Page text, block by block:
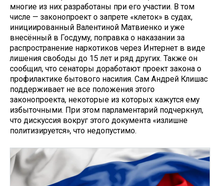
многие из них разработаны при его участии. В том
числе — законопроект о запрете «клеток» в судах,
инициированный Валентиной Матвиенко и уже
внесённый в Госдуму, поправка о наказании за
распространение наркотиков через Интернет в виде
лишения свободы до 15 лет и ряд других. Также он
сообщил, что сенаторы доработают проект закона о
профилактике бытового насилия. Сам Андрей Клишас
поддерживает не все положения этого
законопроекта, некоторые из которых кажутся ему
избыточными. При этом парламентарий подчеркнул,
что дискуссия вокруг этого документа «излишне
политизируется», что недопустимо.